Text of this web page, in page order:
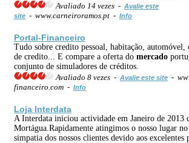
Avaliado 14 vezes - Avalie este
site - www.carneiroramos.pt - Info
Portal-Financeiro
Tudo sobre credito pessoal, habitação, automóvel,
de credito... E compare a oferta do mercado
conjunto de simuladores de créditos.
Avaliado 8 vezes - Avalie este site -
financeiro.com - Info
Loja Interdata
A Interdata iniciou actividade em Janeiro de 2013
Mortágua.Rapidamente atingimos o nosso lugar no
simpatia dos nossos clientes devido aos excelentes